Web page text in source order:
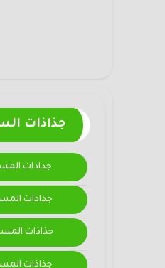
جذاذات
جذاذات
جذاذات
جذاذات
جذاذات